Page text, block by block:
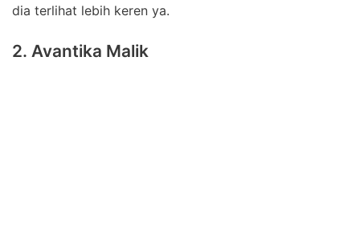
dia terlihat lebih keren ya.
2. Avantika Malik